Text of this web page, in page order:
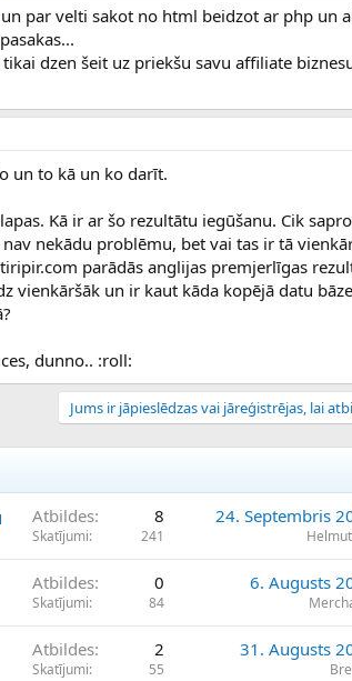
par velti sakot no html beidzot ar php un
dzen šeit uz priekšu savu affiliate
un to kā un ko darīt.
Kā ir ar šo rezultātu iegūšanu. Cik
nekādu problēmu, bet vai tas ir tā
parādās anglijas premjerlīgas
vienkāršāk un ir kaut kāda kopējā datu
dunno.. :roll:
Jums ir jāpieslēdzas vai jāreģistrējas, lai
Atbildes 8
Skatījumi 241
24. Septembris
Atbildes 0
Skatījumi 84
6. Augusts
Atbildes 2
Skatījumi 55
31. Augusts